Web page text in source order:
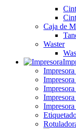
Caja de
Waster